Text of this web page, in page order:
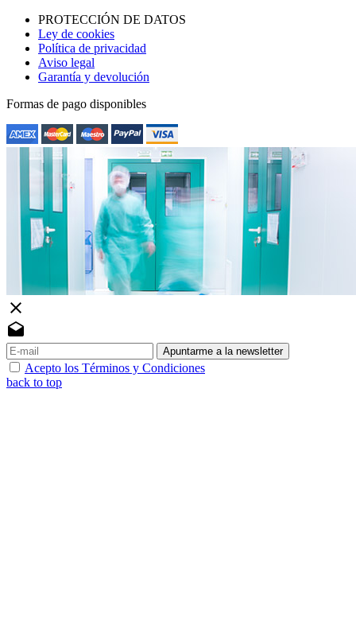
PROTECCIÓN DE DATOS
Ley de cookies
Política de privacidad
Aviso legal
Garantía y devolución
Formas de pago disponibles
close
drafts
Apuntarme a la newsletter
Acepto los Términos y Condiciones
back to top